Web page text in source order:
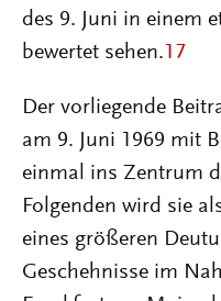
des 9. Juni in einem
bewertet sehen. 17
Der vorliegende
am 9. Juni 1969 mit
einmal ins Zentrum
Folgenden wird sie
eines größeren
Geschehnisse im